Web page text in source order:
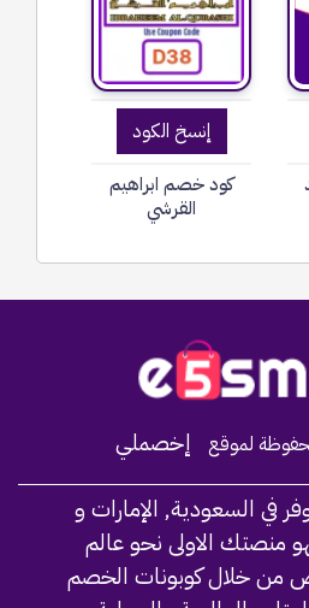
إنسخ الكود
كود خصم ابراهيم
القرشي
لموقع
إخصملي
في السعودية, الإمارات و
منصتك الاولى نحو عالم
من خلال كوبونات الخصم